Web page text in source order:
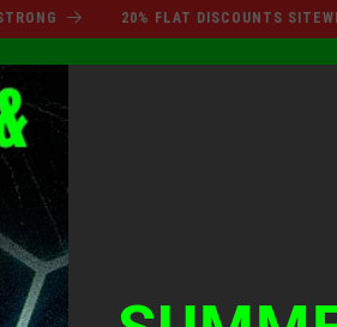
20% FLAT DISCOUNTS SITEWIDE
SUMMER SALE DEALS ARE
BEKLEIDUNG